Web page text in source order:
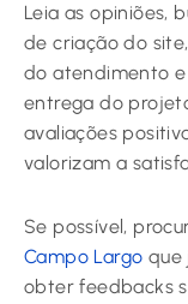
Leia as opiniões,
de criação do
do atendimento
entrega do
avaliações
valorizam a
Se possível,
Campo Largo que
obter feedbacks